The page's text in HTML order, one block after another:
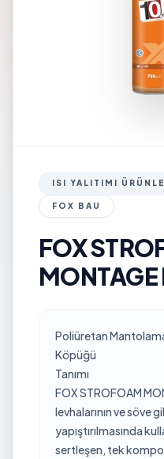
ISI YALITIMI
FOX BAU
FOX
MONTAGE
Poliüretan
Köpüğü
Tanımı
FOX STROFOAM
levhalarının ve söve
yapıştırılmasında
sertleşen, tek